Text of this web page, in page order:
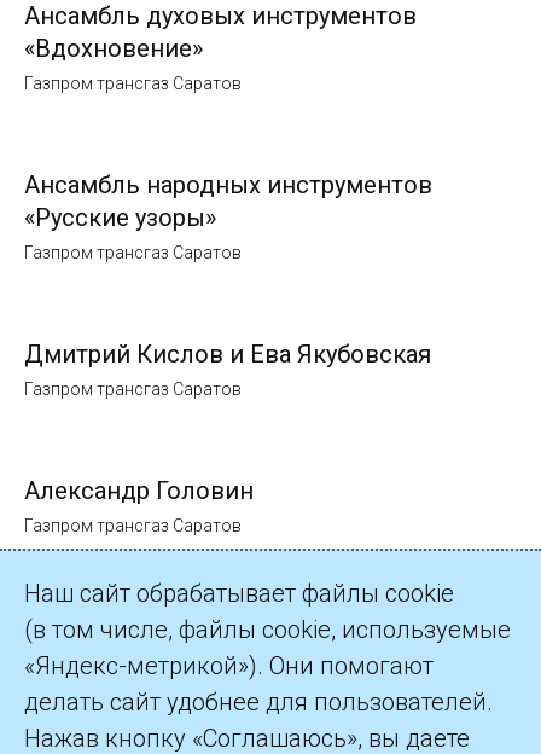
Ансамбль духовых инструментов
«Вдохновение»
Газпром трансгаз Саратов
Ансамбль народных инструментов
«Русские узоры»
Газпром трансгаз Саратов
Дмитрий Кислов и Ева Якубовская
Газпром трансгаз Саратов
Александр Головин
Газпром трансгаз Саратов
©2026 ПАО «Газпром»
Наш сайт обрабатывает файлы cookie
(в том числе, файлы cookie, используемые
«Яндекс-метрикой»). Они помогают
делать сайт удобнее для пользователей.
Нажав кнопку «Соглашаюсь», вы даете